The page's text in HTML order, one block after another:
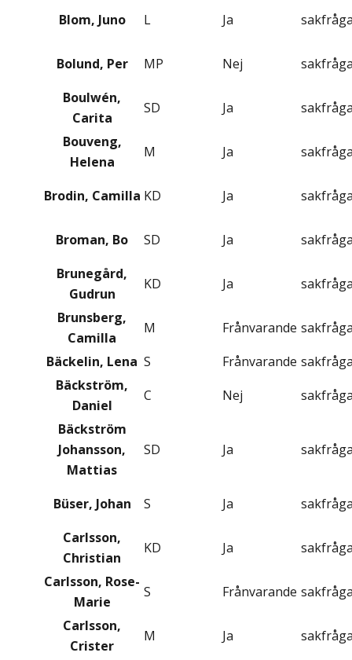
Blom, Juno L Ja
Bolund, Per MP Nej
Boulwén,
Carita
SD Ja
Bouveng,
Helena
M Ja
Brodin, Camilla KD Ja
Broman, Bo SD Ja
Brunegård,
Gudrun
KD Ja
Brunsberg,
Camilla
M Frånvarande
Bäckelin, Lena S Frånvarande
Bäckström,
Daniel
C Nej
Bäckström
Johansson,
Mattias
SD Ja
Büser, Johan S Ja
Carlsson,
Christian
KD Ja
Carlsson, Rose-
Marie
S Frånvarande
Carlsson,
Crister
M Ja